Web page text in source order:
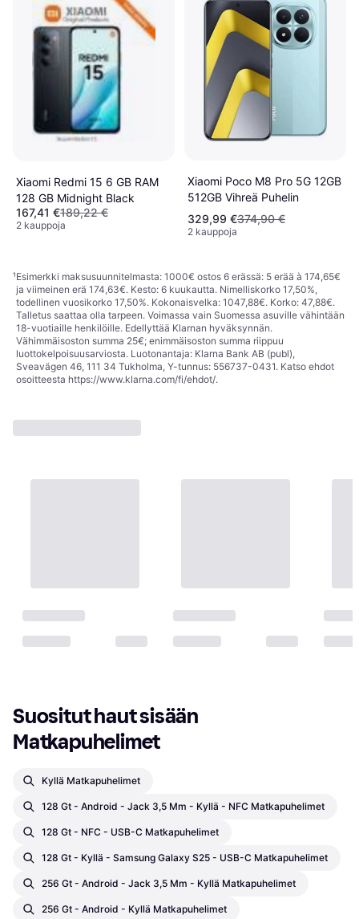
Xiaomi Redmi 15 6 GB RAM
128 GB Midnight Black
167,41 €189,22 €
2 kauppoja
Xiaomi Poco M8 Pro 5G 12GB
512GB Vihreä Puhelin
329,99 €374,90 €
2 kauppoja
¹Esimerkki maksusuunnitelmasta: 1000€ ostos 6 erässä: 5 erää à 174,65€
ja viimeinen erä 174,63€. Kesto: 6 kuukautta. Nimelliskorko 17,50%,
todellinen vuosikorko 17,50%. Kokonaisvelka: 1047,88€. Korko: 47,88€.
Talletus saattaa olla tarpeen. Voimassa vain Suomessa asuville vähintään
18-vuotiaille henkilöille. Edellyttää Klarnan hyväksynnän.
Vähimmäisoston summa 25€; enimmäisoston summa riippuu
luottokelpoisuusarviosta. Luotonantaja: Klarna Bank AB (publ),
Sveavägen 46, 111 34 Tukholma, Y-tunnus: 556737-0431. Katso ehdot
osoitteesta https://www.klarna.com/fi/ehdot/.
Suositut haut sisään
Matkapuhelimet
Kyllä Matkapuhelimet
128 Gt - Android - Jack 3,5 Mm - Kyllä - NFC Matkapuhelimet
128 Gt - NFC - USB-C Matkapuhelimet
128 Gt - Kyllä - Samsung Galaxy S25 - USB-C Matkapuhelimet
256 Gt - Android - Jack 3,5 Mm - Kyllä Matkapuhelimet
256 Gt - Android - Kyllä Matkapuhelimet